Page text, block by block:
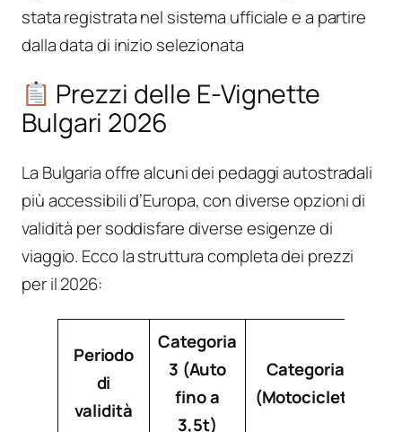
stata registrata nel sistema ufficiale e a partire
dalla data di inizio selezionata
Prezzi delle E-Vignette
Bulgari 2026
La Bulgaria offre alcuni dei pedaggi autostradali
più accessibili d’Europa, con diverse opzioni di
validità per soddisfare diverse esigenze di
viaggio. Ecco la struttura completa dei prezzi
per il 2026:
Periodo
di
validità
Categoria
3 (Auto
fino a
3,5t)
Categoria 2
(Motociclette)